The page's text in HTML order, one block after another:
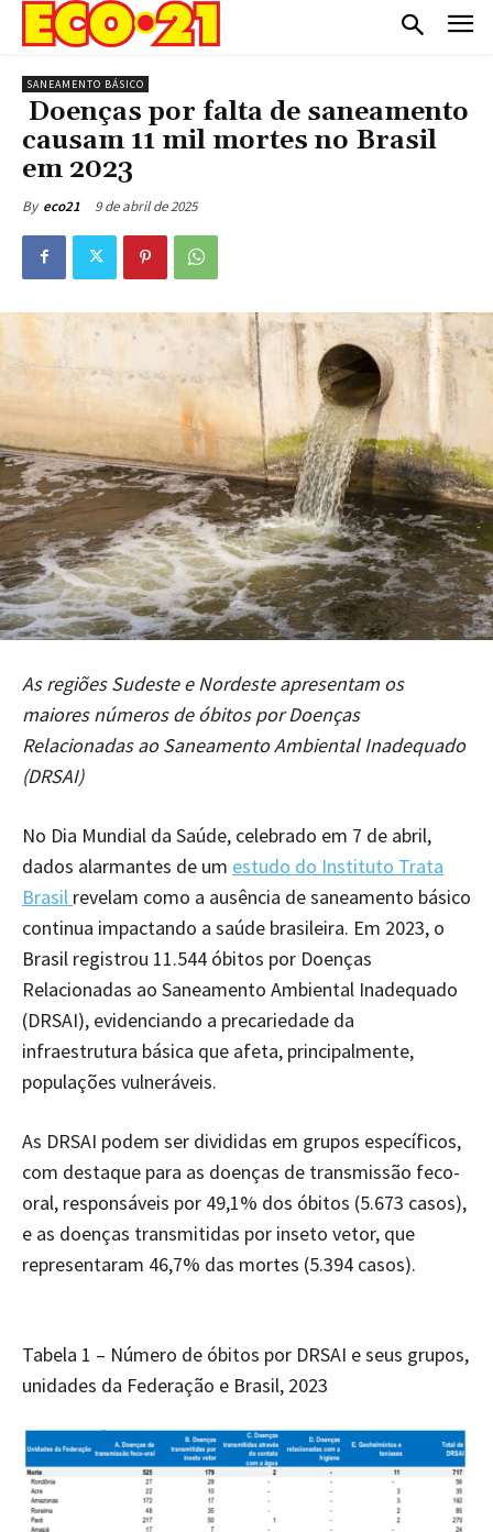
SANEAMENTO BÁSICO
Doenças por falta de saneamento
causam 11 mil mortes no Brasil
em 2023
By eco21 9 de abril de 2025
As regiões Sudeste e Nordeste apresentam os
maiores números de óbitos por Doenças
Relacionadas ao Saneamento Ambiental Inadequado
(DRSAI)
No Dia Mundial da Saúde, celebrado em 7 de abril,
dados alarmantes de um estudo do Instituto Trata
Brasil revelam como a ausência de saneamento básico
continua impactando a saúde brasileira. Em 2023, o
Brasil registrou 11.544 óbitos por Doenças
Relacionadas ao Saneamento Ambiental Inadequado
(DRSAI), evidenciando a precariedade da
infraestrutura básica que afeta, principalmente,
populações vulneráveis.
As DRSAI podem ser divididas em grupos específicos,
com destaque para as doenças de transmissão feco-
oral, responsáveis por 49,1% dos óbitos (5.673 casos),
e as doenças transmitidas por inseto vetor, que
representaram 46,7% das mortes (5.394 casos).
Tabela 1 – Número de óbitos por DRSAI e seus grupos,
unidades da Federação e Brasil, 2023